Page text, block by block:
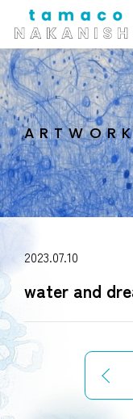
2023.07.10
water and